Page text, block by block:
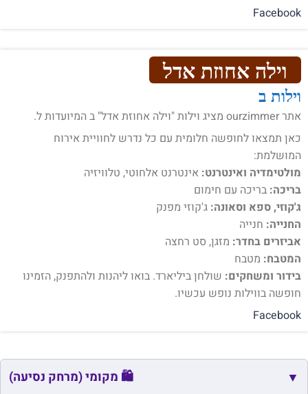
Facebook
וילה אחוזת אדל
וילות ב
אתר ourzimmer מציג וילות "וילה אחוזת אדל" ב המיועדות ל.
כאן תמצאו לחופשה חלומית עם כל נדרש לחוויית אירוח
המושלמת:
מולטימדיה ואינטרנט: אינטרנט אלחוטי, טלוויזיה
בריכה: בריכה עם חימום
ג'קוזי, ספא וסאונה: ג'קוזי מפנק
החנייה: חנייה
אביזרים בחדר: מזגן, סט רחצה
המטבח: מטבח
בידור ומשחקים: שולחן ביליארד. בואו ליהנות ולהתפנק, הזמינו
חופשה בווילות נופש עכשיו.
Facebook
▼
🛍️ מקומי (מרחק נסיעה)